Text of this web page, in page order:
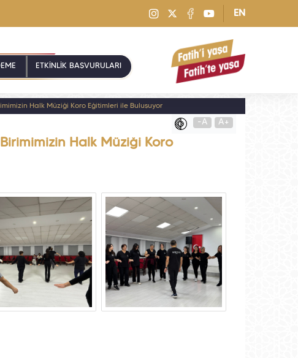
EN
ETKİNLİK BAŞVURULARI
Halk Müziği Koro Eğitimleri ile Buluşuyor
-A A+
Halk Müziği Koro